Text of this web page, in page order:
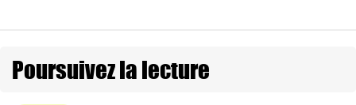
Poursuivez la lecture